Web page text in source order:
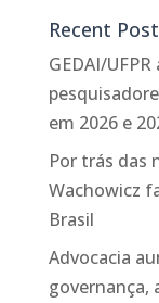
Recent
GEDAI/
em 2026 e
Por trás das
Wachowicz
Brasil
Advocacia
governança,